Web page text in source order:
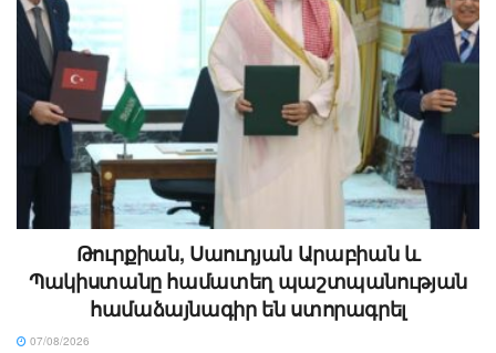
Թուրքիան, Սաուդյան Արաբիան և
Պակիստանը համատեղ պաշտպանության
համաձայնագիր են ստորագրել
07/08/2026